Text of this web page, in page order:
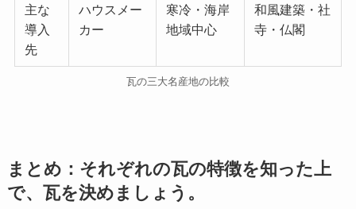
主な
導入
先
ハウスメー
カー
寒冷・海岸
地域中心
和風建築・社
寺・仏閣
瓦の三大名産地の比較
まとめ：それぞれの瓦の特徴を知った上
で、瓦を決めましょう。